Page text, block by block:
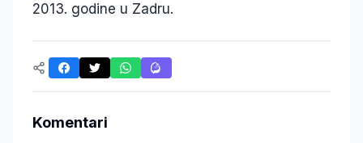
2013. godine u Zadru.
Komentari